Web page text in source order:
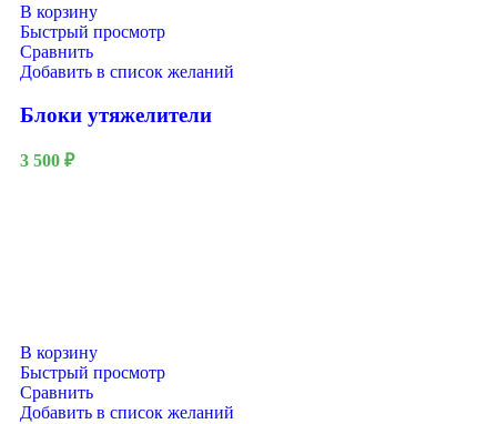
В корзину
Быстрый просмотр
Сравнить
Добавить в список желаний
Блоки утяжелители
3 500 ₽
В корзину
Быстрый просмотр
Сравнить
Добавить в список желаний